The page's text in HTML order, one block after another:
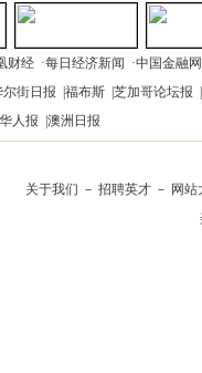
财经 ·每日经济新闻 ·中国金融网
尔街日报 福布斯 芝加哥论坛报
人报 澳洲日报
关于我们 － 招聘英才 － 网站